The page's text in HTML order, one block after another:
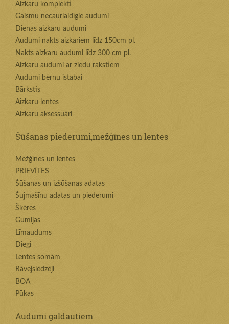
Aizkaru komplekti
Gaismu necaurlaidīgie audumi
Dienas aizkaru audumi
Audumi nakts aizkariem līdz 150cm pl.
Nakts aizkaru audumi līdz 300 cm pl.
Aizkaru audumi ar ziedu rakstiem
Audumi bērnu istabai
Bārkstis
Aizkaru lentes
Aizkaru aksessuāri
Šūšanas piederumi,mežģīnes un lentes
Mežģīnes un lentes
PRIEVĪTES
Šūšanas un izšūšanas adatas
Šujmašīnu adatas un piederumi
Šķēres
Gumijas
Līmaudums
Diegi
Lentes somām
Rāvejslēdzēji
BOA
Pūkas
Audumi galdautiem